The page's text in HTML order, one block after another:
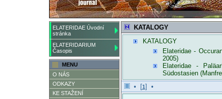
ELATERIDAE Úvodní
stránka
ELATERIDARIUM
Časopis
MENU
O NÁS
ODKAZY
KE STAŽENÍ
KATALOGY
KATALOGY
Elateridae -
2005)
Elateridae -
Südostasien
• [1] •